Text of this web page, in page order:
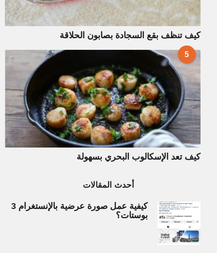
كيف تنظف بقع السجادة بصابون الحلاقة
5
كيف تعد الإسكالوب البحري بسهولة
أحدث المقالات
كيفية عمل صورة عرضية بالإنستغرام 3
بوستات؟